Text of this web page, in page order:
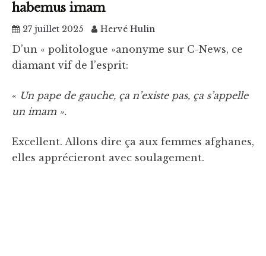
habemus imam
27 juillet 2025 Hervé Hulin
D’un « politologue »anonyme sur C-News, ce
diamant vif de l’esprit:
« Un pape de gauche, ça n’existe pas, ça s’appelle
un imam ».
Excellent. Allons dire ça aux femmes afghanes,
elles apprécieront avec soulagement.